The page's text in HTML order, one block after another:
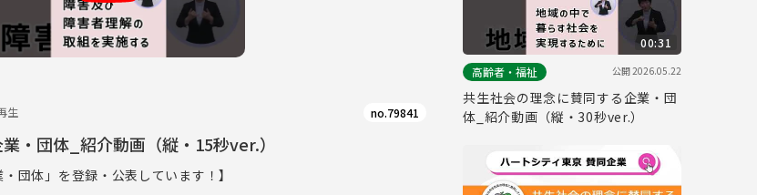
生 no.79841
・団体_紹介動画（縦・15秒ver.）
団体」を登録・公表しています！】
00:31
高齢者・福祉
公開2026.05.22
共生社会の理念に賛同する企業・団
体_紹介動画（縦・30秒ver.）